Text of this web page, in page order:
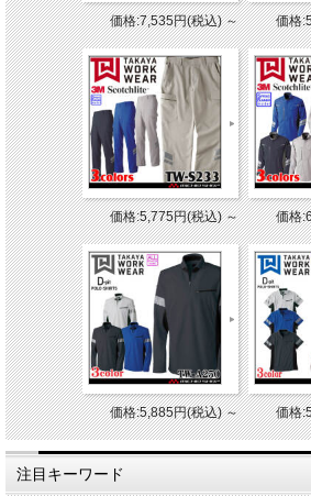
価格:7,535円(税込)～ 価格
価格:5,775円(税込)～ 価格
価格:5,885円(税込)～ 価格
注目キーワード